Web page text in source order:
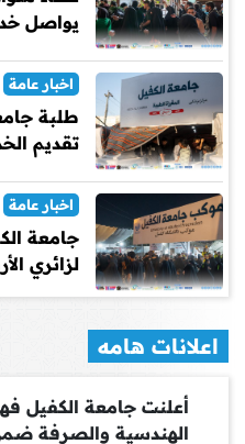
يواصل
اخبار عامة
طلبة
تقديم
اخبار عامة
جامعة
لزائري
اعلانات هامه
أعلنت جامعة الكفيل
الهندسية والصرفة